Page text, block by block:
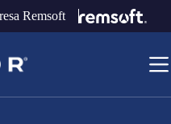
Remsoft